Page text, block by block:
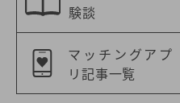
験談
マッチングアプ
リ記事一覧